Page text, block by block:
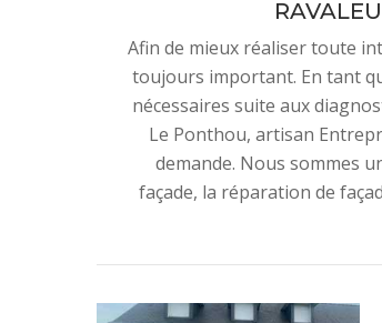
Afin de mieux réaliser toute
toujours important. En tant
nécessaires suite aux
Le Ponthou, artisan
demande. Nous sommes
façade, la réparation de